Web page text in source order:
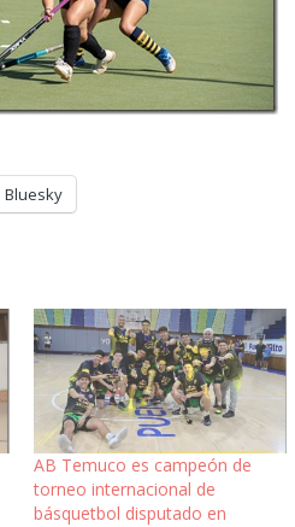
Bluesky
AB Temuco es campeón de
torneo internacional de
básquetbol disputado en